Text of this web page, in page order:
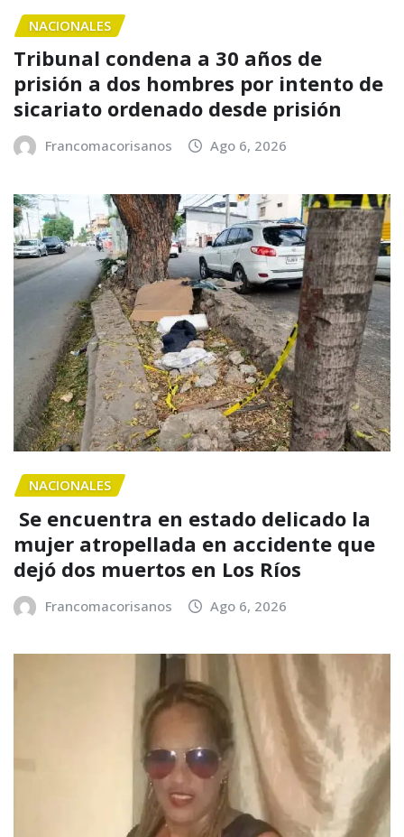
NACIONALES
Tribunal condena a 30 años de
prisión a dos hombres por intento de
sicariato ordenado desde prisión
Francomacorisanos Ago 6, 2026
NACIONALES
Se encuentra en estado delicado la
mujer atropellada en accidente que
dejó dos muertos en Los Ríos
Francomacorisanos Ago 6, 2026